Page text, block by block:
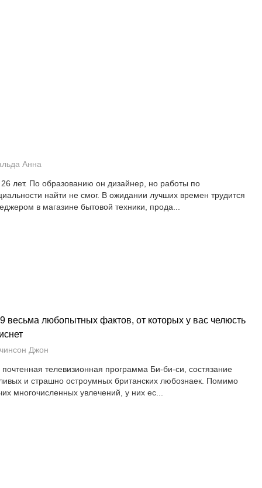
Анна
лет. По образованию он дизайнер, но работы по
найти не смог. В ожидании лучших времен трудится
в магазине бытовой техники, прода...
весьма любопытных фактов, от которых у вас челюсть
Джон
почтенная телевизионная программа Би-би-си, состязание
и страшно остроумных британских любознаек. Помимо
многочисленных увлечений, у них ес...